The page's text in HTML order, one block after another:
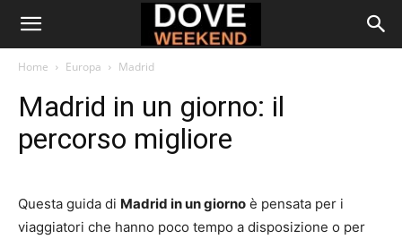
Home Europa Madrid
Madrid in un giorno: il
percorso migliore
Questa guida di Madrid in un giorno è pensata per i
viaggiatori che hanno poco tempo a disposizione o per